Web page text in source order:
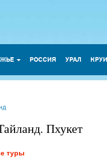
РОССИЯ УРАЛ
Пхукет
туры